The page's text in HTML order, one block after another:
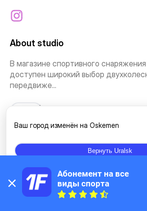
About studio
В магазине спортивного
доступен широкий выбор
передвиже...
Ice skates
On the map
Ваш город изменён на Oskemen
Вернуть Uralsk
Абонемент на все
виды спорта